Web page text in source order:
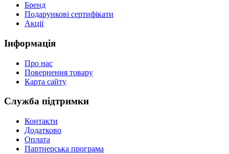
Бренд
Подарункові сертифікати
Акції
Інформація
Про нас
Повернення товару
Карта сайту
Служба підтримки
Контакти
Додатково
Оплата
Партнерська програма